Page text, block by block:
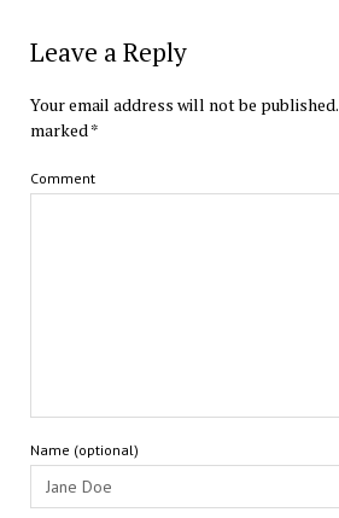
Leave a Reply
Your email address will not be published.
marked*
Comment
Name (optional)